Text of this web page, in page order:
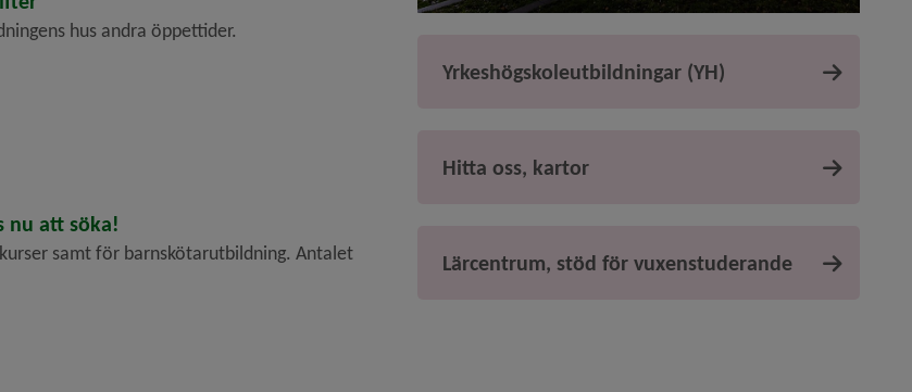
hus andra öppettider.
nu att söka!
samt för barnskötarutbildning. Antalet
Yrkeshögskoleutbildningar (YH)
Hitta oss, kartor
Lärcentrum, stöd för vuxenstuderande